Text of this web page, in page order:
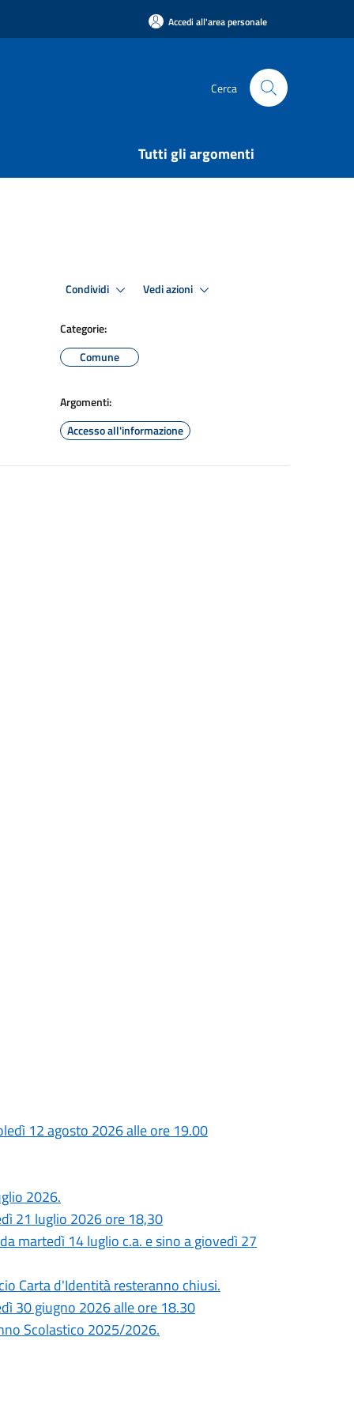
Accedi all'area personale
Cerca
Tutti gli argomenti
Condividi Vedi azioni
Categorie:
Comune
Argomenti:
Accesso all'informazione
12 agosto 2026 alle ore 19.00
2026.
21 luglio 2026 ore 18,30
martedì 14 luglio c.a. e sino a giovedì 27
Carta d'Identità resteranno chiusi.
30 giugno 2026 alle ore 18.30
Scolastico 2025/2026.